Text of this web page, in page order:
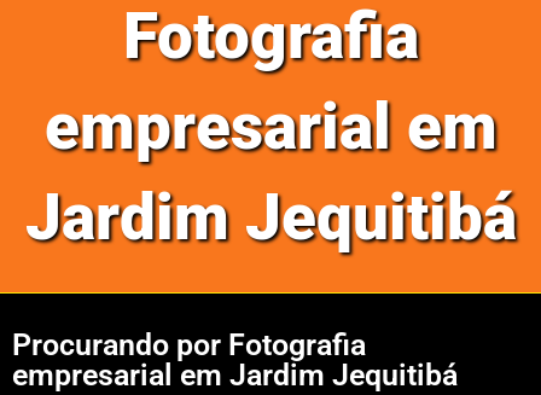
Fotografia
empresarial em
Jardim Jequitibá
Procurando por Fotografia
empresarial em Jardim Jequitibá